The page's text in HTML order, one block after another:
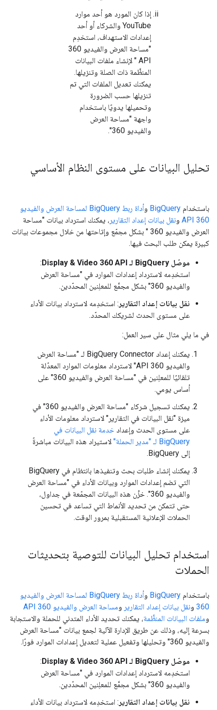
إذا كان المورد هو أحد موارد
YouTube والشركاء أو أحد
إعدادات الاستهداف، استخدِم
"مساحة العرض والفيديو 360
API " لإنشاء ملفات البيانات
المنظَّمة ذات الصلة وتنزيلها.
يمكنك تعديل الملفات التي تم
تنزيلها حسب الضرورة
وتحميلها يدويًا باستخدام
واجهة "مساحة العرض
والفيديو 360".
تحليل البيانات على مستوى النظام الأساسي
باستخدام BigQuery و
أداة ربط BigQuery لمساحة العرض والفيديو
360 API
ونقل بيانات إعداد التقارير ، يمكنك استرداد بيانات "مساحة
العرض والفيديو 360 " بشكل مجمّع وإتاحتها من خلال مجموعات بيانات
كبيرة يمكن طلب البحث فيها.
موصّل BigQuery لـ Display & Video 360 API
:
استخدِمه لاسترداد إعدادات الموارد في "مساحة العرض
والفيديو 360" بشكل مجمَّع للمعلِنين المحدّدين.
نقل بيانات إعداد التقارير : استخدِمه لاسترداد بيانات الأداء
على مستوى الحدث لشريكك المحدّد.
في ما يلي مثال على سير العمل:
يمكنك إعداد BigQuery Connector لـ "مساحة العرض
والفيديو 360 API" لاسترداد معلومات الموارد المعدّلة
تلقائيًا للمعلِنين في "مساحة العرض والفيديو 360" على
أساس يومي.
يمكنك تسجيل شركاء "مساحة العرض والفيديو 360" في
ميزة "نقل البيانات في التقارير" لاسترداد معلومات الأداء
على مستوى الحدث وإعداد خدمة نقل البيانات في
BigQuery لـ "مدير الحملة"
لاستيراد هذه البيانات مباشرةً
إلى BigQuery.
يمكنك إنشاء طلبات بحث وتنفيذها بانتظام في BigQuery
التي تضم إعدادات الموارد وبيانات الأداء في "مساحة العرض
والفيديو 360". خزِّن هذه البيانات المجمّعة في جداول،
حتى تتمكن من تحديد الأنماط التي تساعد في تحسين
الحملات الإعلانية المستقبلية بمرور الوقت.
استخدام تحليل البيانات للتوصية بتحديثات
الحملات
باستخدام BigQuery و
أداة ربط BigQuery لمساحة العرض والفيديو
360 ونقل بيانات إعداد التقارير ومساحة العرض والفيديو 360 API
وملفات البيانات المنظَّمة، يمكنك تحديد الأداء المتدني للحملة والاستجابة
بسرعة إليه، وذلك عن طريق الإدارة الآلية لجمع بيانات "مساحة العرض
والفيديو 360" وتحليلها وتفعيل عملية لتعديل إعدادات الموارد فورًا.
موصّل BigQuery لـ Display & Video 360 API
:
استخدِمه لاسترداد إعدادات الموارد في "مساحة العرض
والفيديو 360" بشكل مجمَّع للمعلِنين المحدّدين.
نقل بيانات إعداد التقارير : استخدِمه لاسترداد بيانات الأداء